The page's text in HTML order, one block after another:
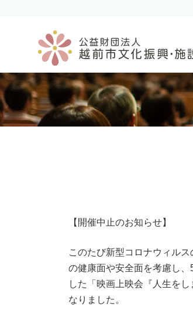
ス
キ
ッ
プ
ン
に
移
動
【開催中止のお知らせ】
このたび新型コロナウィル
の健康面や安全面を考慮し
した「映画上映会『人生を
なりました。